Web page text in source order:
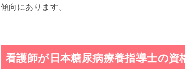
傾向にあります。
看護師が日本糖尿病療養指導士の資